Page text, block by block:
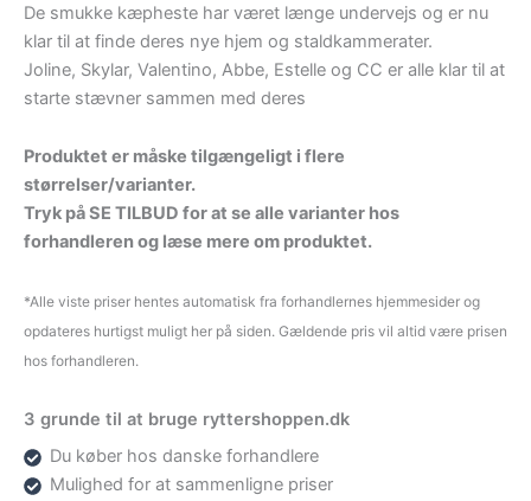
De smukke kæpheste har været længe undervejs og er nu
klar til at finde deres nye hjem og staldkammerater.
Joline, Skylar, Valentino, Abbe, Estelle og CC er alle klar til at
starte stævner sammen med deres
Produktet er måske tilgængeligt i flere
størrelser/varianter.
Tryk på SE TILBUD for at se alle varianter hos
forhandleren og læse mere om produktet.
*Alle viste priser hentes automatisk fra forhandlernes hjemmesider og
opdateres hurtigst muligt her på siden. Gældende pris vil altid være prisen
hos forhandleren.
3 grunde til at bruge ryttershoppen.dk
Du køber hos danske forhandlere
Mulighed for at sammenligne priser